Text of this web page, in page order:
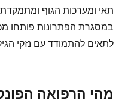
תאי ומערכות הגוף ומתמקדת
במסגרת הפתרונות פותחו
לתאים להתמודד עם נזקי
מהי הרפואה